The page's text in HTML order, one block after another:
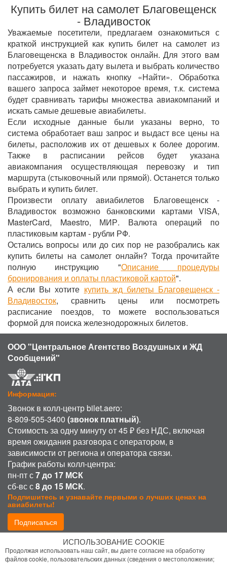
Купить билет на самолет Благовещенск
- Владивосток
Уважаемые посетители, предлагаем ознакомиться с
краткой инструкцией как купить билет на самолет из
Благовещенска в Владивосток онлайн. Для этого вам
потребуется указать дату вылета и выбрать количество
пассажиров, и нажать кнопку «Найти». Обработка
вашего запроса займет некоторое время, т.к. система
будет сравнивать тарифы множества авиакомпаний и
искать самые дешевые авиабилеты.
Если исходные данные были указаны верно, то
система обработает ваш запрос и выдаст все цены на
билеты, расположив их от дешевых к более дорогим.
Также в расписании рейсов будет указана
авиакомпания осуществляющая перевозку и тип
маршрута (стыковочный или прямой). Останется только
выбрать и купить билет.
Произвести оплату авиабилетов Благовещенск -
Владивосток возможно банковскими картами VISA,
MasterCard, Maestro, МИР. Валюта операций по
пластиковым картам - рубли РФ.
Остались вопросы или до сих пор не разобрались как
купить билеты на самолет онлайн? Тогда прочитайте
полную инструкцию "Описание процедуры
бронирования и оплаты пластиковой картой".
А если Вы хотите купить жд билеты Благовещенск -
Владивосток, сравнить цены или посмотреть
расписание поездов, то можете воспользоваться
формой для поиска железнодорожных билетов.
ООО "Центральное Агентство Воздушных и ЖД
Сообщений"
Информация:
Звонок в колл-центр bilet.aero:
8-809-505-3400 (звонок платный).
Стоимость за одну минуту от 45 ₽ без НДС, включая
время ожидания разговора с оператором, в
зависимости от региона и оператора связи.
График работы колл-центра:
пн-пт с7 до 17 МСК
сб-вс с8 до 15 МСК.
Подпишитесь и узнавайте первыми о лучших ценах на
авиабилеты!
Подписаться
Присоединиться:
ИСПОЛЬЗОВАНИЕ COOKIE
Продолжая использовать наш сайт, вы даете согласие на обработку
файлов cookie, пользовательских данных (сведения о местоположении;